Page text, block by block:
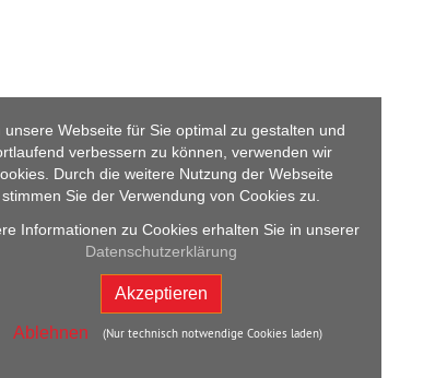
unsere Webseite für Sie optimal zu gestalten und
verbessern zu können, verwenden wir
Durch die weitere Nutzung der Webseite
stimmen Sie der Verwendung von Cookies zu.
Informationen zu Cookies erhalten Sie in unserer
Datenschutzerklärung
Akzeptieren
Ablehnen (Nur technisch notwendige Cookies laden)